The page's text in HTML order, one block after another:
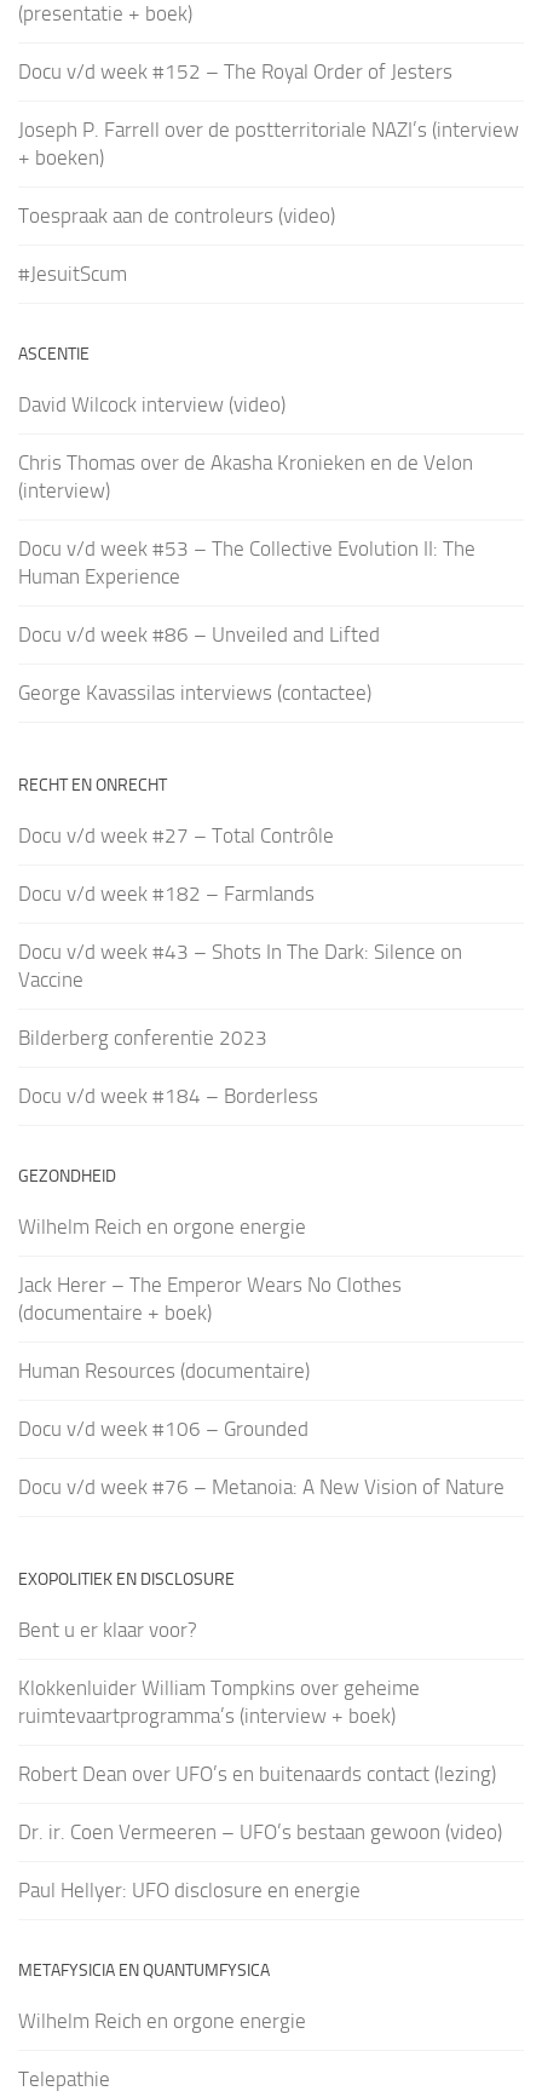
(presentatie + boek)
Docu v/d week #152 – The Royal Order of Jesters
Joseph P. Farrell over de postterritoriale NAZI’s (interview
+ boeken)
Toespraak aan de controleurs (video)
#JesuitScum
ASCENTIE
David Wilcock interview (video)
Chris Thomas over de Akasha Kronieken en de Velon
(interview)
Docu v/d week #53 – The Collective Evolution II: The
Human Experience
Docu v/d week #86 – Unveiled and Lifted
George Kavassilas interviews (contactee)
RECHT EN ONRECHT
Docu v/d week #27 – Total Contrôle
Docu v/d week #182 – Farmlands
Docu v/d week #43 – Shots In The Dark: Silence on
Vaccine
Bilderberg conferentie 2023
Docu v/d week #184 – Borderless
GEZONDHEID
Wilhelm Reich en orgone energie
Jack Herer – The Emperor Wears No Clothes
(documentaire + boek)
Human Resources (documentaire)
Docu v/d week #106 – Grounded
Docu v/d week #76 – Metanoia: A New Vision of Nature
EXOPOLITIEK EN DISCLOSURE
Bent u er klaar voor?
Klokkenluider William Tompkins over geheime
ruimtevaartprogramma’s (interview + boek)
Robert Dean over UFO’s en buitenaards contact (lezing)
Dr. ir. Coen Vermeeren – UFO’s bestaan gewoon (video)
Paul Hellyer: UFO disclosure en energie
METAFYSICIA EN QUANTUMFYSICA
Wilhelm Reich en orgone energie
Telepathie